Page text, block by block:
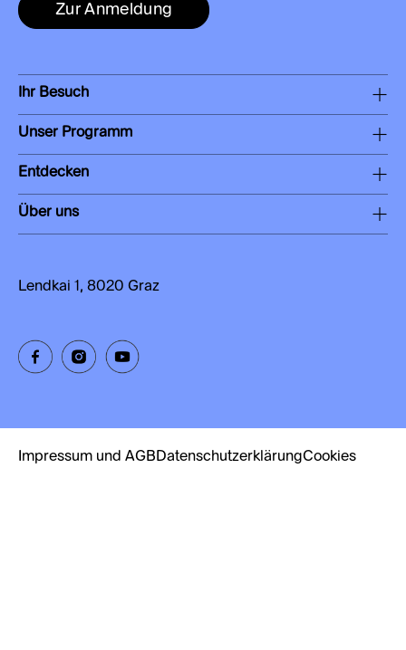
Zur Anmeldung
Ihr Besuch
Unser Programm
Entdecken
Über uns
Lendkai 1, 8020 Graz
Impressum und AGBDatenschutzerklärungCookies